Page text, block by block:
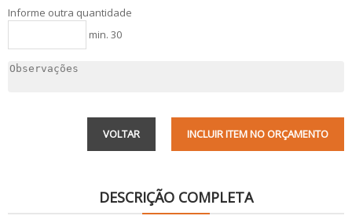
Informe outra quantidade
min. 30
INCLUIR ITEM NO ORÇAMENTO
VOLTAR
DESCRIÇÃO COMPLETA